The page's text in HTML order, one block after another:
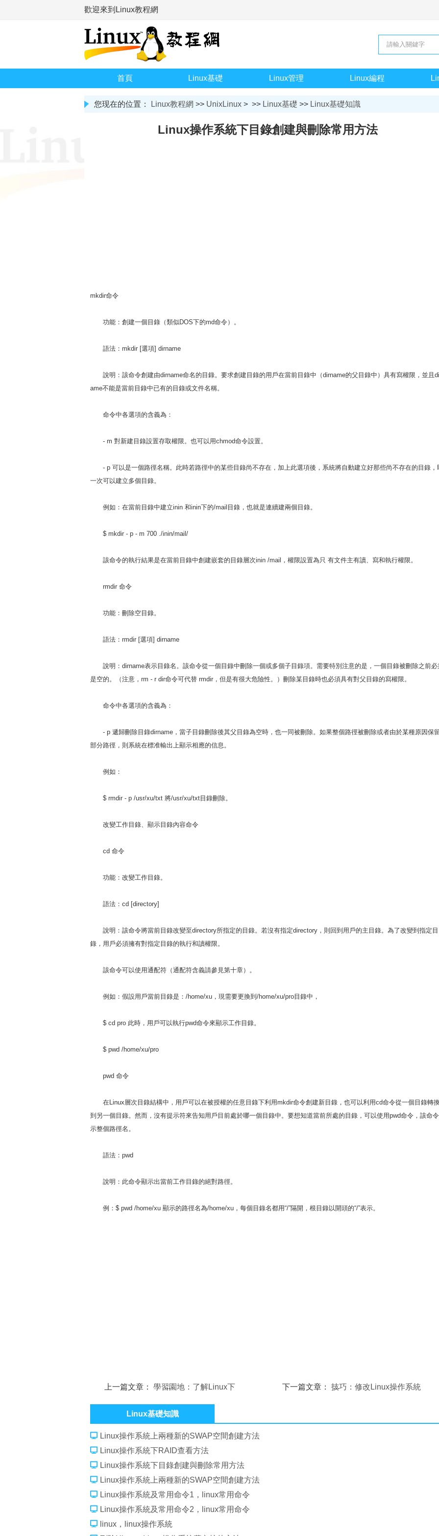
歡迎來到Linux教程網
首頁 Linux基礎 Linux管理 Linux編程
您现在的位置： Linux教程網 >> UnixLinux > >> Linux基礎 >> Linux基礎知識
Linux操作系統下目錄創建與刪除常用方法
mkdir命令
功能：創建一個目錄（類似DOS下的md命令）。
語法：mkdir [選項] dirname
說明：該命令創建由dirname命名的目錄。要求創建目錄的用戶在當前目錄中（dirname的父目錄中）具有寫權限，並且
ame不能是當前目錄中已有的目錄或文件名稱。
命令中各選項的含義為：
- m 對新建目錄設置存取權限。也可以用chmod命令設置。
- p 可以是一個路徑名稱。此時若路徑中的某些目錄尚不存在，加上此選項後，系統將自動建立好那些尚不存在的目錄，
一次可以建立多個目錄。
例如：在當前目錄中建立inin 和inin下的/mail目錄，也就是連續建兩個目錄。
$ mkdir - p - m 700 ./inin/mail/
該命令的執行結果是在當前目錄中創建嵌套的目錄層次inin /mail，權限設置為只 有文件主有讀、寫和執行權限。
rmdir 命令
功能：刪除空目錄。
語法：rmdir [選項] dirname
說明：dirname表示目錄名。該命令從一個目錄中刪除一個或多個子目錄項。需要特別注意的是，一個目錄被刪除之前必
是空的。（注意，rm - r dir命令可代替 rmdir，但是有很大危險性。）刪除某目錄時也必須具有對父目錄的寫權限。
命令中各選項的含義為：
- p 遞歸刪除目錄dirname，當子目錄刪除後其父目錄為空時，也一同被刪除。如果整個路徑被刪除或者由於某種原因保
部分路徑，則系統在標准輸出上顯示相應的信息。
例如：
$ rmdir - p /usr/xu/txt 將/usr/xu/txt目錄刪除。
改變工作目錄、顯示目錄內容命令
cd 命令
功能：改變工作目錄。
語法：cd [directory]
說明：該命令將當前目錄改變至directory所指定的目錄。若沒有指定directory，則回到用戶的主目錄。為了改變到指定目
錄，用戶必須擁有對指定目錄的執行和讀權限。
該命令可以使用通配符（通配符含義請參見第十章）。
例如：假設用戶當前目錄是：/home/xu，現需要更換到/home/xu/pro目錄中，
$ cd pro 此時，用戶可以執行pwd命令來顯示工作目錄。
$ pwd /home/xu/pro
pwd 命令
在Linux層次目錄結構中，用戶可以在被授權的任意目錄下利用mkdir命令創建新目錄，也可以利用cd命令從一個目錄轉
到另一個目錄。然而，沒有提示符來告知用戶目前處於哪一個目錄中。要想知道當前所處的目錄，可以使用pwd命令，該命
示整個路徑名。
語法：pwd
說明：此命令顯示出當前工作目錄的絕對路徑。
例：$ pwd /home/xu 顯示的路徑名為/home/xu，每個目錄名都用“/”隔開，根目錄以開頭的“/”表示。
上一篇文章：學習園地：了解Linux下
下一篇文章： 技巧：修改Linux操作系統
Linux基礎知識
Linux操作系統上兩種新的SWAP空間創建方法
Linux操作系統下RAID查看方法
Linux操作系統下目錄創建與刪除常用方法
Linux操作系統上兩種新的SWAP空間創建方法
Linux操作系統及常用命令1，linux常用命令
Linux操作系統及常用命令2，linux常用命令
linux，linux操作系統